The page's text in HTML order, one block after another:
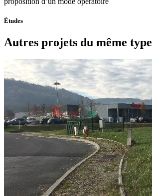
Études
Autres projets du même type